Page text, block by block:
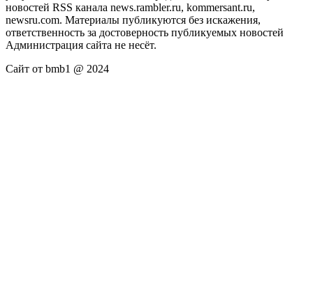
новостей RSS канала news.rambler.ru, kommersant.ru,
newsru.com. Материалы публикуются без искажения,
ответственность за достоверность публикуемых новостей
Администрация сайта не несёт.
Сайт от bmb1 @ 2024